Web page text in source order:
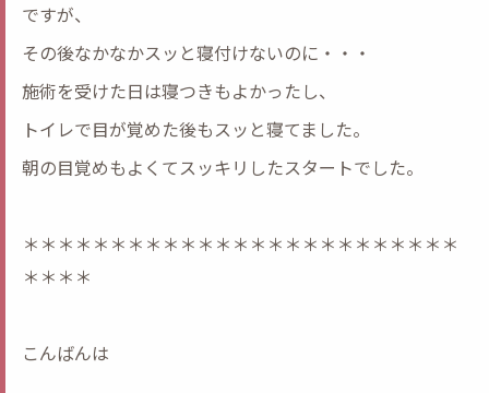
ですが、
その後なかなかスッと寝付けないのに・・・
施術を受けた日は寝つきもよかったし、
トイレで目が覚めた後もスッと寝てました。
朝の目覚めもよくてスッキリしたスタートでした。
＊＊＊＊＊＊＊＊＊＊＊＊＊＊＊＊＊＊＊＊＊＊＊＊＊
＊＊＊＊
こんばんは